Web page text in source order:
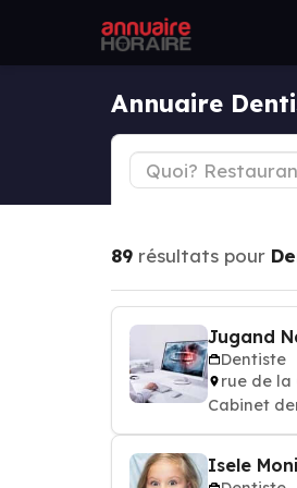
Annuaire
89 résultats pour
Jugand
Dentiste
rue de la
Cabinet
Isele